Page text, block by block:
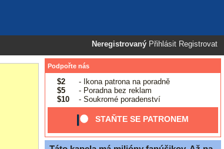
Neregistrovaný Přihlásit Registrovat
Podpořte nás
$2
- Ikona patrona na poradně
$5
- Poradna bez reklam
$10
- Soukromé poradenství
STAŇTE SE PATRONEM